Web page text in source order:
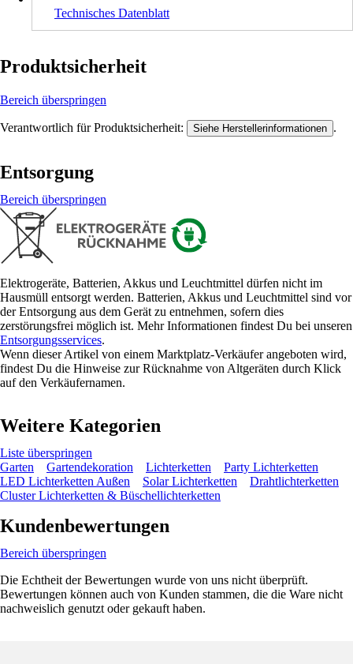
Technisches Datenblatt
Produktsicherheit
Bereich überspringen
Verantwortlich für Produktsicherheit: Siehe Herstellerinformationen .
Entsorgung
Bereich überspringen
Elektrogeräte, Batterien, Akkus und Leuchtmittel dürfen nicht im
Hausmüll entsorgt werden. Batterien, Akkus und Leuchtmittel sind vor
der Entsorgung aus dem Gerät zu entnehmen, sofern dies
zerstörungsfrei möglich ist. Mehr Informationen findest Du bei unseren
Entsorgungsservices.
Wenn dieser Artikel von einem Marktplatz-Verkäufer angeboten wird,
findest Du die Hinweise zur Rücknahme von Altgeräten durch Klick
auf den Verkäufernamen.
Weitere Kategorien
Liste überspringen
Garten
Gartendekoration Lichterketten
Party Lichterketten
LED Lichterketten Außen
Solar Lichterketten
Drahtlichterketten
Cluster Lichterketten & Büschellichterketten
Kundenbewertungen
Bereich überspringen
Die Echtheit der Bewertungen wurde von uns nicht überprüft.
Bewertungen können auch von Kunden stammen, die die Ware nicht
nachweislich genutzt oder gekauft haben.